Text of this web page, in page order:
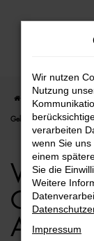
Zum
Startseite Hamburg
Gebrauchtwagen Top
VW T-
Wir nutzen
Nutzung
verarbeiten
wenn Sie
einem
Sie die
Weitere
Impressum